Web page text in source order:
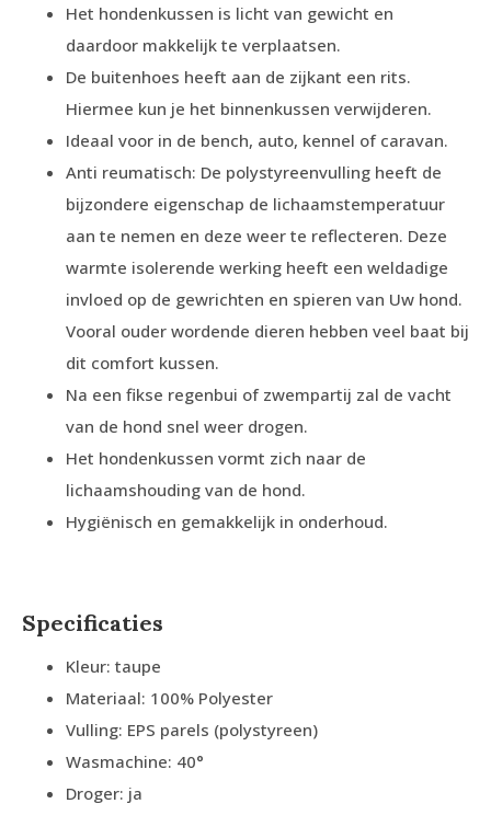
Het hondenkussen is licht van gewicht en
daardoor makkelijk te verplaatsen.
De buitenhoes heeft aan de zijkant een rits.
Hiermee kun je het binnenkussen verwijderen.
Ideaal voor in de bench, auto, kennel of caravan.
Anti reumatisch: De polystyreenvulling heeft de
bijzondere eigenschap de lichaamstemperatuur
aan te nemen en deze weer te reflecteren. Deze
warmte isolerende werking heeft een weldadige
invloed op de gewrichten en spieren van Uw hond.
Vooral ouder wordende dieren hebben veel baat bij
dit comfort kussen.
Na een fikse regenbui of zwempartij zal de vacht
van de hond snel weer drogen.
Het hondenkussen vormt zich naar de
lichaamshouding van de hond.
Hygiënisch en gemakkelijk in onderhoud.
Specificaties
Kleur: taupe
Materiaal: 100% Polyester
Vulling: EPS parels (polystyreen)
Wasmachine: 40°
Droger: ja